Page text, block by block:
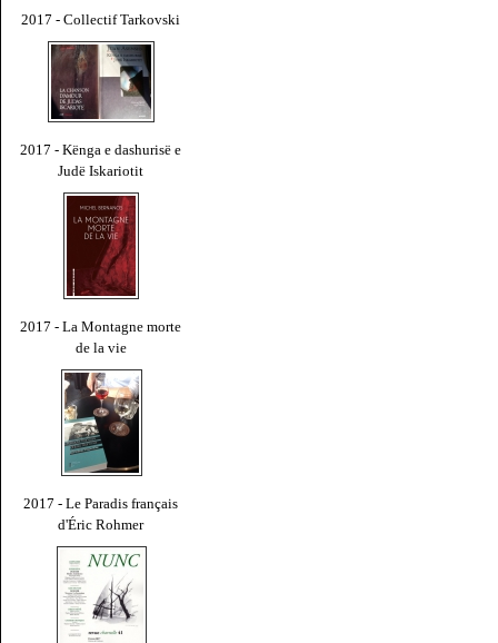
2017 - Collectif Tarkovski
2017 - Kënga e dashurisë e
Judë Iskariotit
2017 - La Montagne morte
de la vie
2017 - Le Paradis français
d'Éric Rohmer